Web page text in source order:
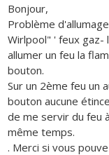
Bonjour,
Problème
Wirlpool" ' feux gaz-
allumer un feu la
bouton.
Sur un 2ème feu un
bouton aucune
de me servir du feu
même temps.
. Merci si vous